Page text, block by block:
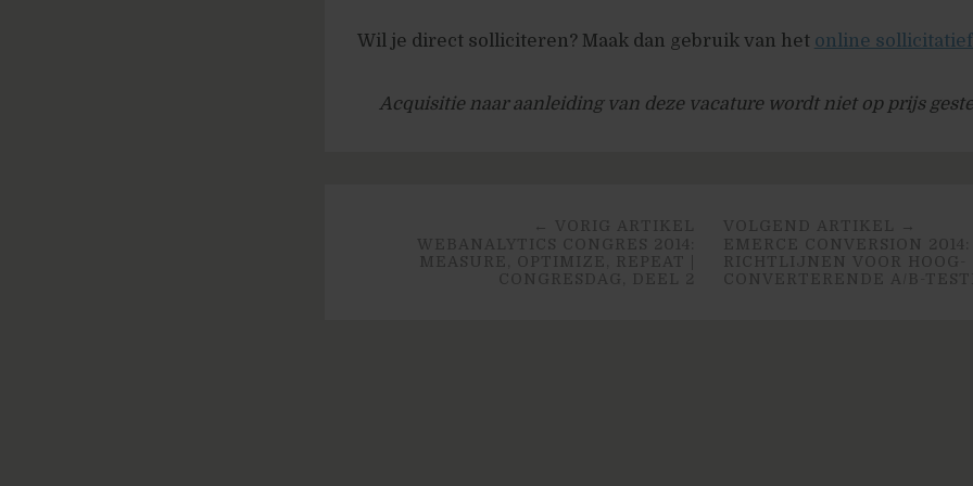
Wil je direct solliciteren? Maak dan gebruik van het online
Acquisitie naar aanleiding van deze vacature wordt niet op prijs
VOLGEND ARTIKEL →
EMERCE CONVERSION 2014:
RICHTLIJNEN VOOR HOOG-
CONVERTERENDE A/B-
← VORIG ARTIKEL
WEBANALYTICS CONGRES 2014:
MEASURE, OPTIMIZE, REPEAT |
CONGRESDAG, DEEL 2